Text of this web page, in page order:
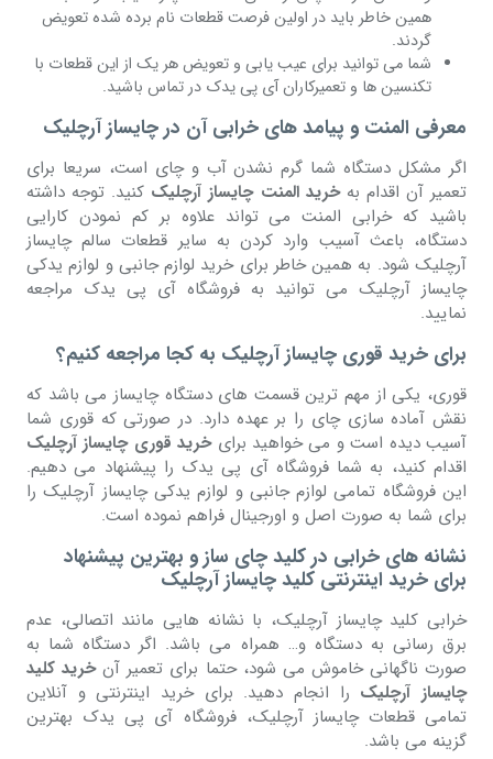
همین خاطر باید در اولین فرصت قطعات نام برده شده تعویض
گردند.
شما می توانید برای عیب یابی و تعویض هر یک از این قطعات با
تکنسین ها و تعمیرکاران آی پی یدک در تماس باشید.
معرفی المنت و پیامد های خرابی آن در چایساز آرچلیک
اگر مشکل دستگاه شما گرم نشدن آب و چای است، سریعا برای
تعمیر آن اقدام بهخرید المنت چایساز آرچلیک کنید. توجه داشته
باشید که خرابی المنت می تواند علاوه بر کم نمودن کارایی
دستگاه، باعث آسیب وارد کردن به سایر قطعات سالم چایساز
آرچلیک شود. به همین خاطر برای خرید لوازم جانبی و لوازم یدکی
چایساز آرچلیک می توانید به فروشگاه آی پی یدک مراجعه
نمایید.
برای خرید قوری چایساز آرچلیک به کجا مراجعه کنیم؟
قوری، یکی از مهم ترین قسمت های دستگاه چایساز می باشد که
نقش آماده سازی چای را بر عهده دارد. در صورتی که قوری شما
آسیب دیده است و می خواهید برایخرید قوری چایساز آرچلیک
اقدام کنید، به شما فروشگاه آی پی یدک را پیشنهاد می دهیم.
این فروشگاه تمامی لوازم جانبی و لوازم یدکی چایساز آرچلیک را
برای شما به صورت اصل و اورجینال فراهم نموده است.
نشانه های خرابی در کلید چای ساز و بهترین پیشنهاد
برای خرید اینترنتی کلید چایساز آرچلیک
خرابی کلید چایساز آرچلیک، با نشانه هایی مانند اتصالی، عدم
برق رسانی به دستگاه و… همراه می باشد. اگر دستگاه شما به
صورت ناگهانی خاموش می شود، حتما برای تعمیر آنخرید کلید
چایساز آرچلیک را انجام دهید. برای خرید اینترنتی و آنلاین
تمامی قطعات چایساز آرچلیک، فروشگاه آی پی یدک بهترین
گزینه می باشد.